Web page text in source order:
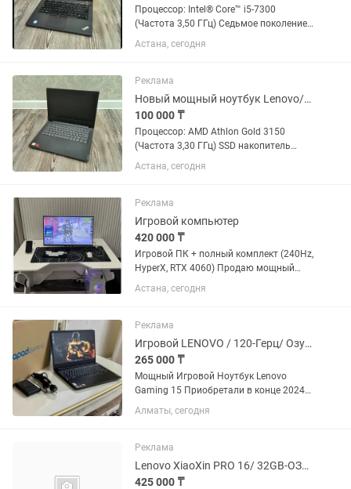
Процессор: Intel® Core™ i5-7300
(Частота 3,50 ГГц) Седьмое поколение
Память SSD Оперативная
память(ОЗУ): 8 Гигабайт Экран: 14
Сенсор отпечатков...
Астана, сегодня
Реклама
Новый мощный ноутбук Lenovo/AMD Athlon Gold 3150/SSD/Full HD/ОЗУ 8 Гб
100 000 ₸
Процессор: AMD Athlon Gold 3150
(Частота 3,30 ГГц) SSD накопитель
Оперативная память (ОЗУ): 8 Гигабайт
Экран: 14 дюйм/Full HD/IPS матрица
лицензионные
Астана, сегодня
Реклама
Игровой компьютер
420 000 ₸
Игровой ПК + полный комплект (240Hz,
HyperX, RTX 4060) Продаю мощный
игровой комплект, полностью готовый
к использованию — идеально подходит
современных...
Астана, сегодня
Реклама
Игровой LENOVO / 120-Герц/ Озу-16/RTX-3050/ Gaming
265 000 ₸
Мощный Игровой Ноутбук Lenovo
Gaming 15 Приобретали в конце 2024г.
Пользовались бережно и аккуратно.
Состояние Идеал . 120Герц Экран (15,6
Алматы, сегодня
Реклама
Lenovo XiaoXin PRO 16/ 32GB-ОЗУ/ новый Ноутбук 2026 года
425 000 ₸